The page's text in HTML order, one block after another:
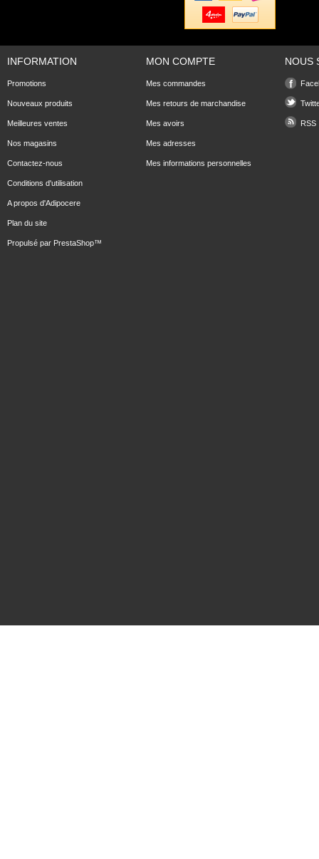
INFORMATION
Promotions
Nouveaux produits
Meilleures ventes
Nos magasins
Contactez-nous
Conditions d'utilisation
A propos d'Adipocere
Plan du site
Propulsé par PrestaShop™
MON COMPTE
Mes commandes
Mes retours de marchandise
Mes avoirs
Mes adresses
Mes informations personnelles
NOUS
RSS